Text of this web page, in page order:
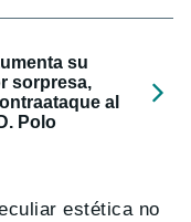
su
sorpresa,
al
Polo
estética no